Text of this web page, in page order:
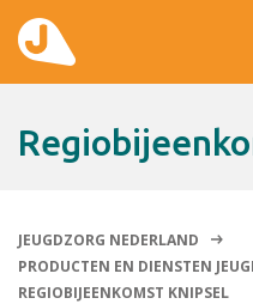
Hier zetten wij ons voor in
Contact
JEUGDZORG NEDERLAND
PRODUCTEN EN DIENSTEN
REGIOBIJEENKOMST KNIPSEL